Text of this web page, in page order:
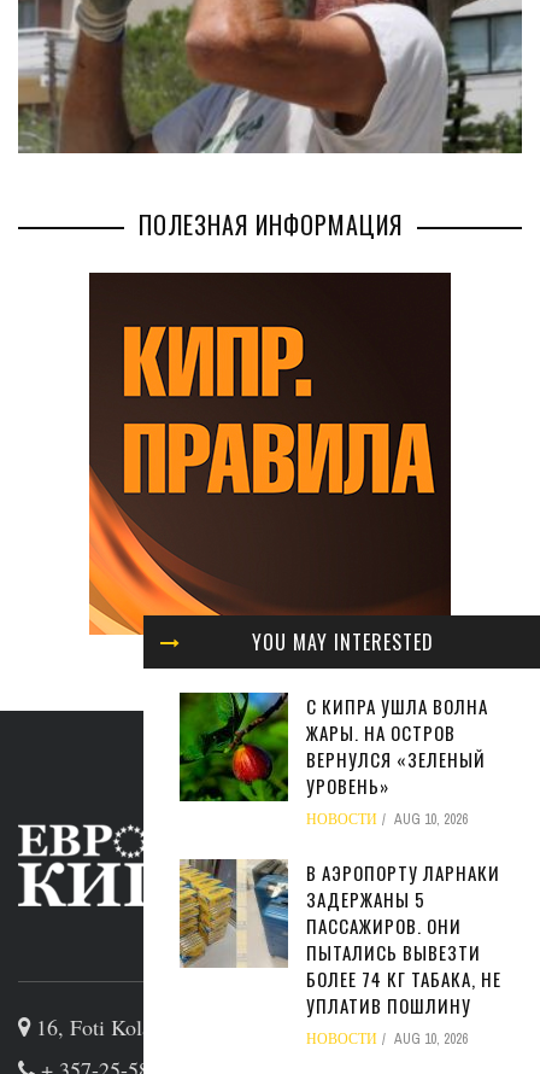
YOU MAY INTERESTED
С КИПРА УШЛА ВОЛНА
ЖАРЫ. НА ОСТРОВ
ВЕРНУЛСЯ «ЗЕЛЕНЫЙ
УРОВЕНЬ»
НОВОСТИ AUG 10, 2026
В АЭРОПОРТУ ЛАРНАКИ
ЗАДЕРЖАНЫ 5
ПАССАЖИРОВ. ОНИ
ПЫТАЛИСЬ ВЫВЕЗТИ
БОЛЕЕ 74 КГ ТАБАКА, НЕ
УПЛАТИВ ПОШЛИНУ
НОВОСТИ AUG 10, 2026
ПОЛЕЗНАЯ ИНФОРМАЦИЯ
ABOUT US
16, Foti Kolakidi str, 3031, Limassol, Cyprus